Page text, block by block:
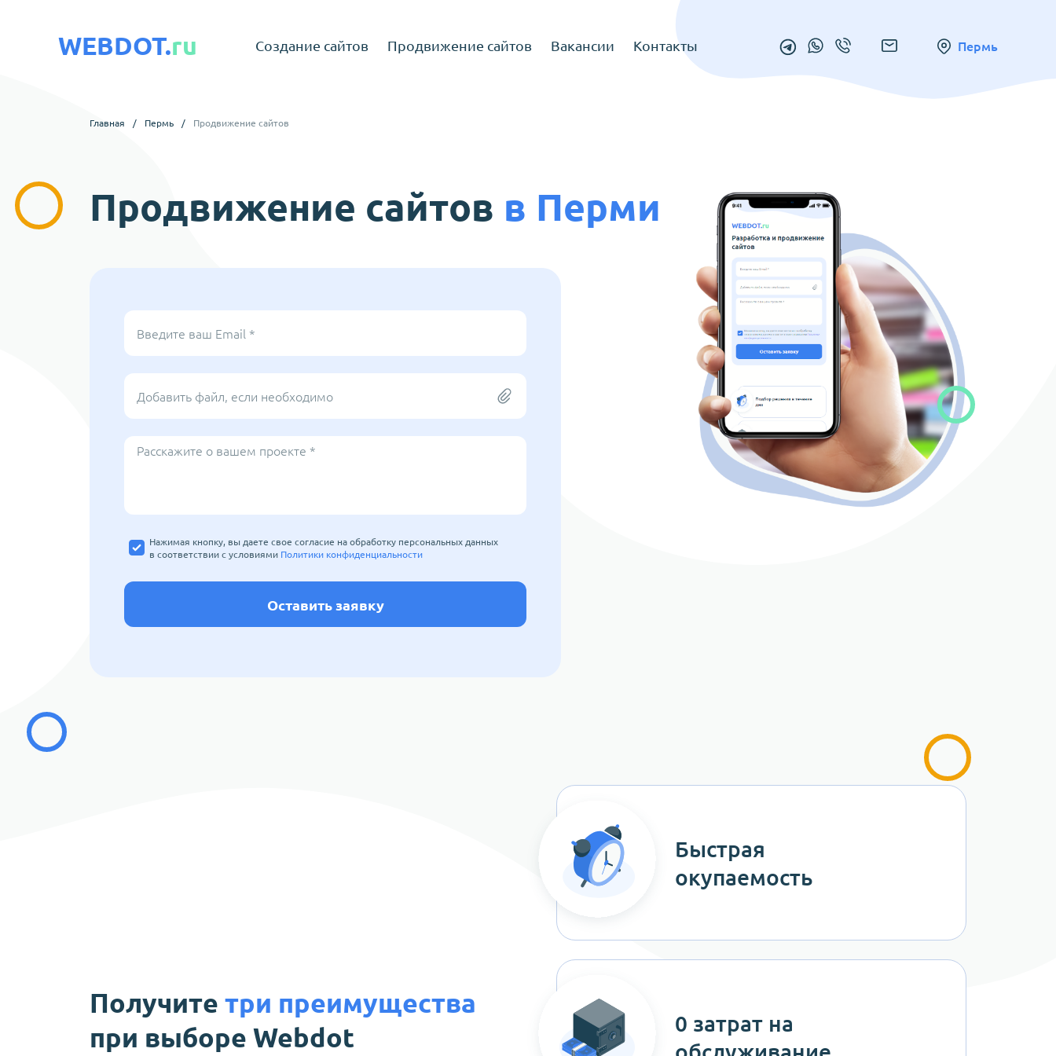
WEBDOT.ru Создание сайтов Продвижение сайтов Вакансии Контакты Пермь
Главная / Пермь / Продвижение сайтов
Продвижение сайтов в Перми
Введите ваш Email *
Добавить файл, если необходимо
Расскажите о вашем проекте *
Нажимая кнопку, вы даете свое согласие на обработку персональных данных
в соответствии с условиями Политики конфиденциальности
Оставить заявку
Быстрая
окупаемость
0 затрат на
Получите три преимущества
при выборе Webdot